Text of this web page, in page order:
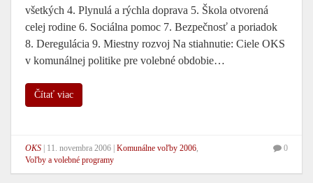
všetkých 4. Plynulá a rýchla doprava 5. Škola otvorená
celej rodine 6. Sociálna pomoc 7. Bezpečnosť a poriadok
8. Deregulácia 9. Miestny rozvoj Na stiahnutie: Ciele OKS
v komunálnej politike pre volebné obdobie…
Čítať viac
OKS 11. novembra 2006 Komunálne voľby 2006,
Voľby a volebné programy
0